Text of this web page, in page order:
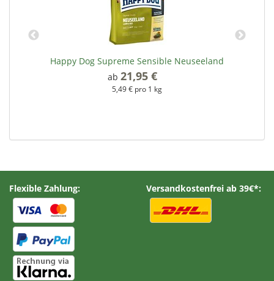
Happy Dog Supreme Sensible Neuseeland
ab 21,95 €
5,49 € pro 1 kg
Flexible Zahlung: Versandkostenfrei ab 39€*: